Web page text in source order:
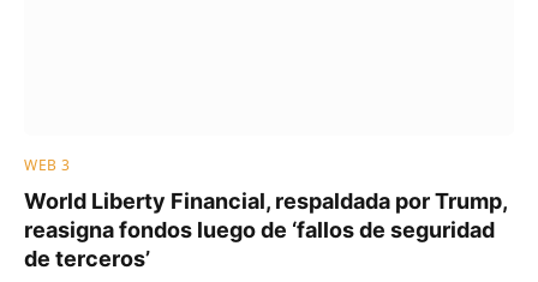
WEB 3
World Liberty Financial, respaldada por Trump,
reasigna fondos luego de ‘fallos de seguridad
de terceros’